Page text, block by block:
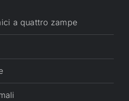
a quattro zampe